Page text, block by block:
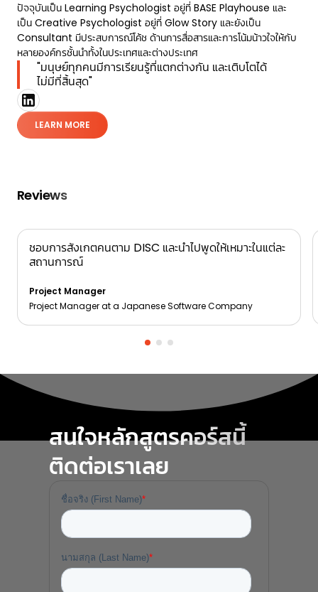
ปัจจุบันเป็น Learning Psychologist อยู่ที่ BASE Playhouse และ
เป็น Creative Psychologist อยู่ที่ Glow Story และยังเป็น
Consultant มีประสบการณ์โค้ช ด้านการสื่อสารและการโน้มน้าวใจให้กับ
หลายองค์กรชั้นนำทั้งในประเทศและต่างประเทศ
"มนุษย์ทุกคนมีการเรียนรู้ที่แตกต่างกัน และเติบโตได้
ไม่มีที่สิ้นสุด"
LEARN MORE
Reviews
ชอบการสังเกตคนตาม DISC และนำไปพูดให้เหมาะในแต่ละ
สถานการณ์
Project Manager
Project Manager at a Japanese Software Company
สนใจหลักสูตรคอร์สนี้
ติดต่อเราเลย